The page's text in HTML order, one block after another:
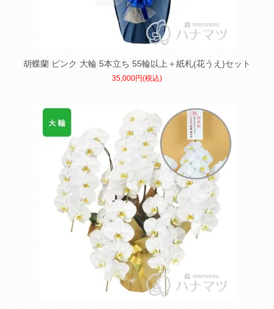
胡蝶蘭 ピンク 大輪 5本立ち 55輪以上＋紙札(花うえ)セット
35,000円(税込)